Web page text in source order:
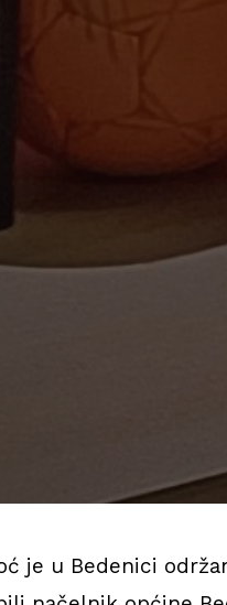
je u Bedenici